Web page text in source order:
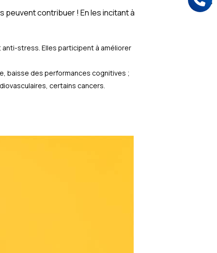
contribuer ! En les incitant à
stress. Elles participent à améliorer
baisse des performances cognitives ;
certains cancers.